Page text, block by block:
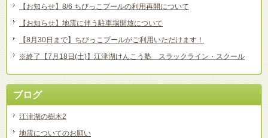
【お知らせ】8/6 ちびっこプールの利用再開について
【お知らせ】地震に伴う駐車場開放について
【8月30日まで】ちびっこプールがご利用いただけます！
※終了【7月18日(土)】江津湖けんこう塾 スラックライン・スクール
ブログ
江津湖の樹木2
地震についてのお願い